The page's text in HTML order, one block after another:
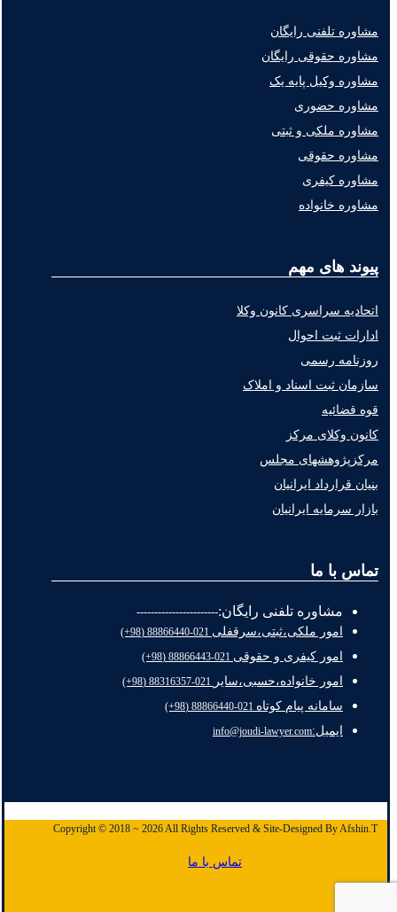
مشاوره تلفنی رایگان
مشاوره حقوقی رایگان
مشاوره وکیل پایه یک
مشاوره حضوری
مشاوره ملکی و ثبتی
مشاوره حقوقی
مشاوره کیفری
مشاوره خانواده
پیوند های مهم
اتحادیه سراسری کانون وکلا
ادارات ثبت احوال
روزنامه رسمی
سازمان ثبت اسناد و املاک
قوه قضائیه
کانون وکلای مرکز
مرکزپژوهشهای مجلس
بنیان قرارداد ایرانیان
بازار سرمایه ایرانیان
تماس با ما
مشاوره تلفنی رایگان:-----------------------
امور ملکی،ثبتی،سرقفلی
امور کیفری و حقوقی
امور خانواده،حسبی،سایر
سامانه پیام کوتاه
ایمیل:info@joudi-lawyer.com
Copyright © 2018 ~ 2026 All Rights Reserved & Site-Designed By Afshin.T
تماس با ما